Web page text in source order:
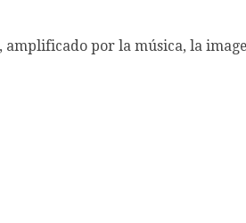
por la música, la